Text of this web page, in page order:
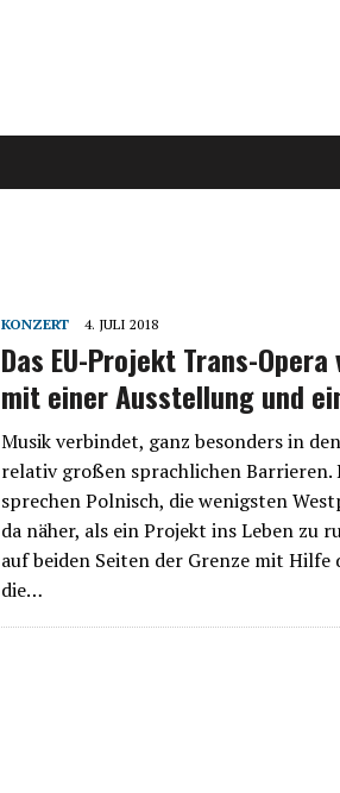
KONZERT 4. JULI 2018
Das EU-Projekt Trans-
mit einer Ausstellung und
Musik verbindet, ganz besonders in
relativ großen sprachlichen
sprechen Polnisch, die wenigsten
da näher, als ein Projekt ins Leben zu
auf beiden Seiten der Grenze mit Hilfe
die…